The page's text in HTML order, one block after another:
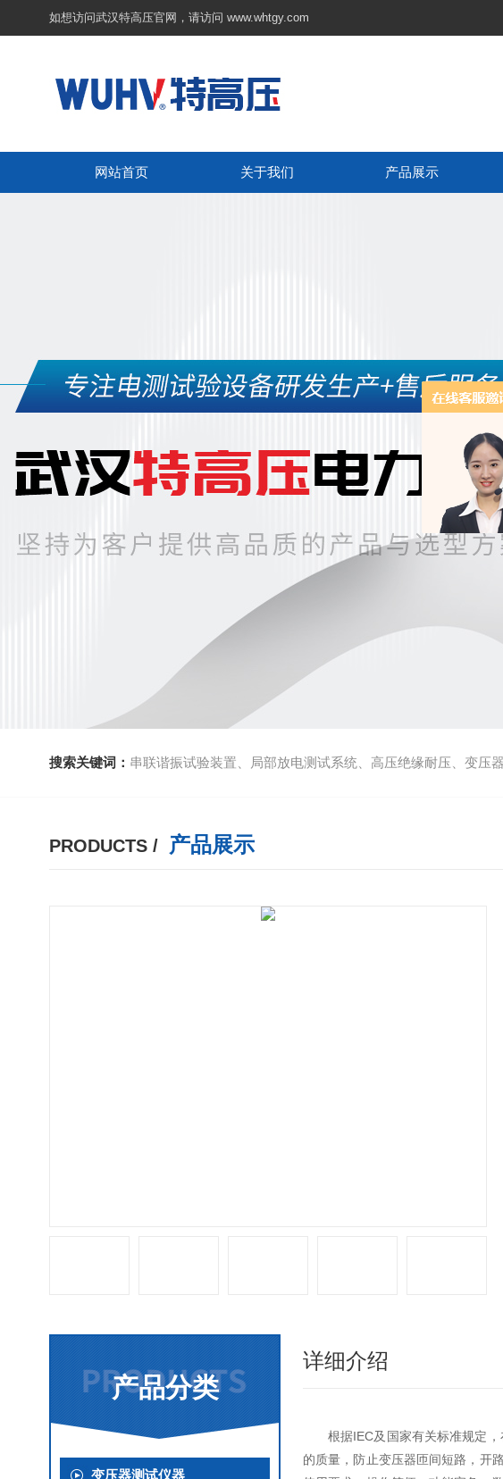
如想访问武汉特高压官网，请访问 www.whtgy.com
网站首页 关于我们 产品展示
搜索关键词： 串联谐振试验装置、局部放电测试系统、高压绝缘耐压、变压器
PRODUCTS / 产品展示
产品分类
变压器测试仪器
详细介绍
根据IEC及国家有关标准规定
的质量，防止变压器匝间短路，开